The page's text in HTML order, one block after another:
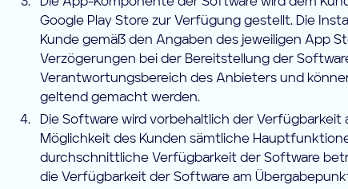
Google Play Store zur Verfügung gestellt. Die
Kunde gemäß den Angaben des jeweiligen App
Verzögerungen bei der Bereitstellung der
Verantwortungsbereich des Anbieters und
geltend gemacht werden.
Die Software wird vorbehaltlich der
Möglichkeit des Kunden sämtliche
durchschnittliche Verfügbarkeit der Software
die Verfügbarkeit der Software am